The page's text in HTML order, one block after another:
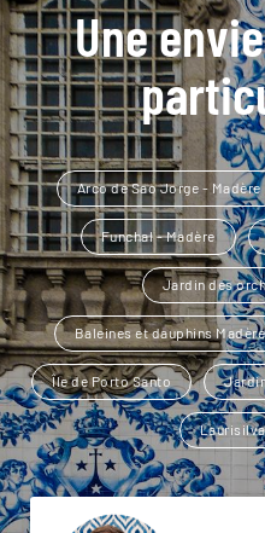
Une
Arco de Sao Jorge - Madère
Funchal - Madère
Jardin des
Baleines et dauphins Madère
Île de Porto Santo